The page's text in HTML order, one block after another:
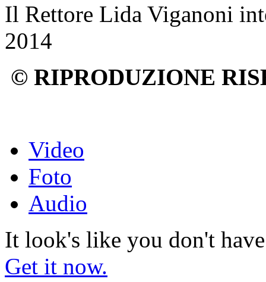
Il Rettore Lida Viganoni
2014
© RIPRODUZIONE
Video
Foto
Audio
It look's like you don't
Get it now.